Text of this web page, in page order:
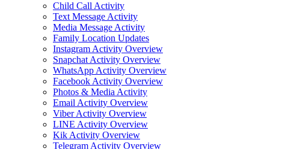
Child Call Activity
Text Message Activity
Media Message Activity
Family Location Updates
Instagram Activity Overview
Snapchat Activity Overview
WhatsApp Activity Overview
Facebook Activity Overview
Photos & Media Activity
Email Activity Overview
Viber Activity Overview
LINE Activity Overview
Kik Activity Overview
Telegram Activity Overview